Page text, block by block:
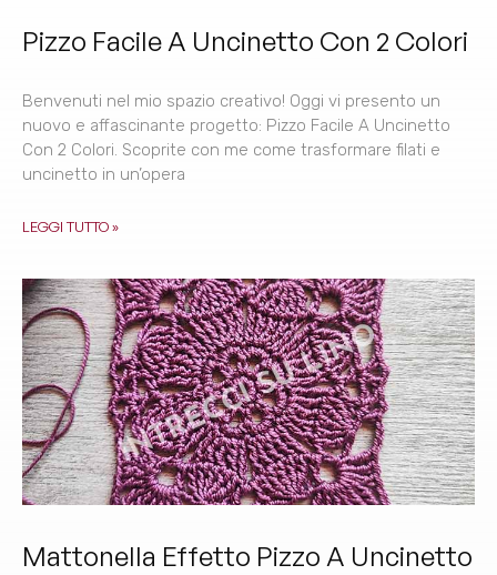
Pizzo Facile A Uncinetto Con 2 Colori
Benvenuti nel mio spazio creativo! Oggi vi presento un
nuovo e affascinante progetto: Pizzo Facile A Uncinetto
Con 2 Colori. Scoprite con me come trasformare filati e
uncinetto in un’opera
LEGGI TUTTO »
Mattonella Effetto Pizzo A Uncinetto